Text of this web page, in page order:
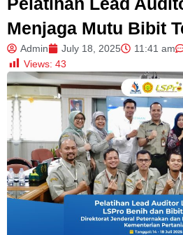
Menjaga Mutu Bibit
Admin July 18, 2025 11:41 am
Views: 43